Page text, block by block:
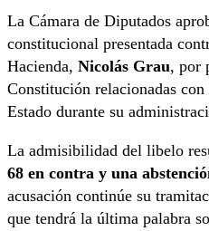
La Cámara de Diputados
constitucional presentada
Hacienda, Nicolás Grau, por
Constitución relacionadas
Estado durante su
La admisibilidad del libelo
68 en contra y una
acusación continúe su
que tendrá la última palabra